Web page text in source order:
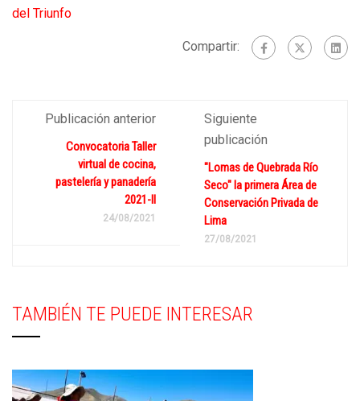
del Triunfo
Compartir:
Publicación anterior
Convocatoria Taller
virtual de cocina,
pastelería y panadería
2021-II
24/08/2021
Siguiente
publicación
"Lomas de Quebrada Río
Seco" la primera Área de
Conservación Privada de
Lima
27/08/2021
TAMBIÉN TE PUEDE INTERESAR